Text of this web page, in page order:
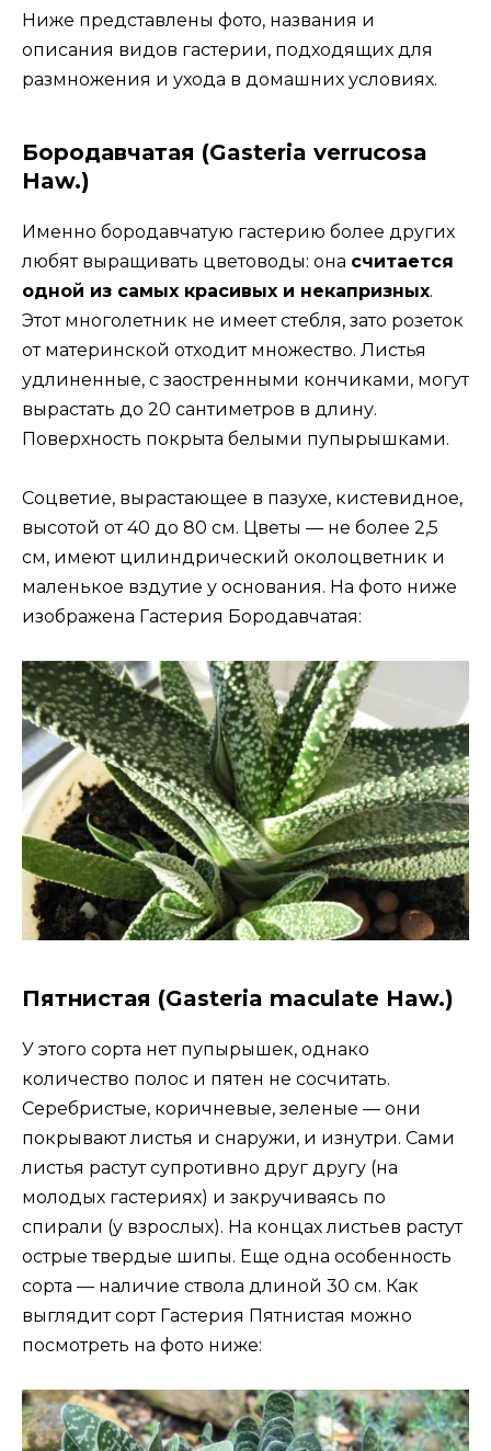
Ниже представлены фото, названия и
описания видов гастерии, подходящих для
размножения и ухода в домашних условиях.
Бородавчатая (Gasteria verrucosa
Haw.)
Именно бородавчатую гастерию более других
любят выращивать цветоводы: она считается
одной из самых красивых и некапризных.
Этот многолетник не имеет стебля, зато розеток
от материнской отходит множество. Листья
удлиненные, с заостренными кончиками, могут
вырастать до 20 сантиметров в длину.
Поверхность покрыта белыми пупырышками.
Соцветие, вырастающее в пазухе, кистевидное,
высотой от 40 до 80 см. Цветы — не более 2,5
см, имеют цилиндрический околоцветник и
маленькое вздутие у основания. На фото ниже
изображена Гастерия Бородавчатая:
Пятнистая (Gasteria maculate Haw.)
У этого сорта нет пупырышек, однако
количество полос и пятен не сосчитать.
Серебристые, коричневые, зеленые — они
покрывают листья и снаружи, и изнутри. Сами
листья растут супротивно друг другу (на
молодых гастериях) и закручиваясь по
спирали (у взрослых). На концах листьев растут
острые твердые шипы. Еще одна особенность
сорта — наличие ствола длиной 30 см. Как
выглядит сорт Гастерия Пятнистая можно
посмотреть на фото ниже: